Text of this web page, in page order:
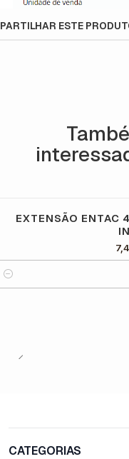
PARTILHAR ESTE
EXTENSÃO ENTAC
CATEGORIAS